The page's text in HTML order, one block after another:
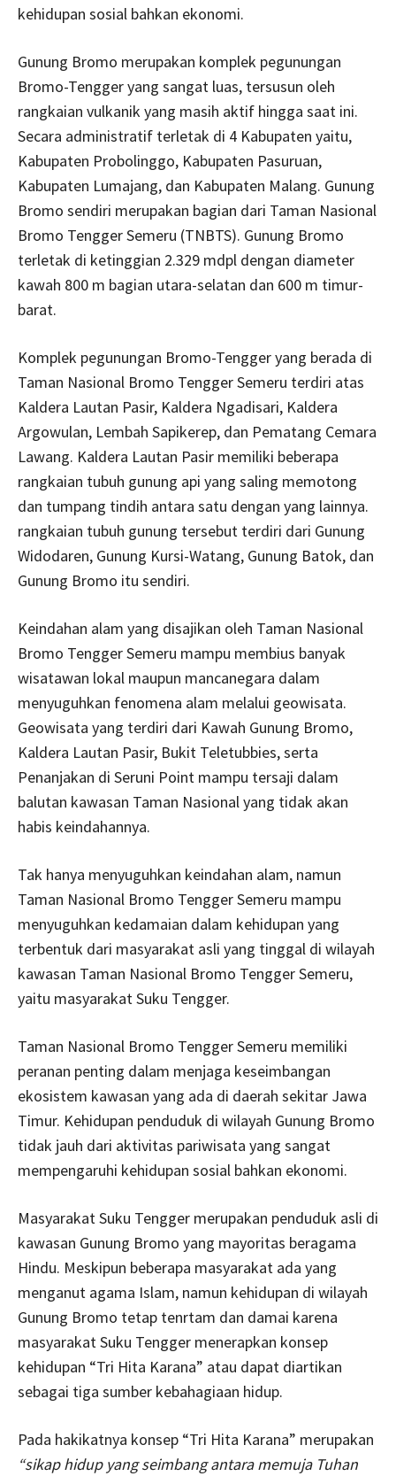
kehidupan sosial bahkan ekonomi.
Gunung Bromo merupakan komplek pegunungan
Bromo-Tengger yang sangat luas, tersusun oleh
rangkaian vulkanik yang masih aktif hingga saat ini.
Secara administratif terletak di 4 Kabupaten yaitu,
Kabupaten Probolinggo, Kabupaten Pasuruan,
Kabupaten Lumajang, dan Kabupaten Malang. Gunung
Bromo sendiri merupakan bagian dari Taman Nasional
Bromo Tengger Semeru (TNBTS). Gunung Bromo
terletak di ketinggian 2.329 mdpl dengan diameter
kawah 800 m bagian utara-selatan dan 600 m timur-
barat.
Komplek pegunungan Bromo-Tengger yang berada di
Taman Nasional Bromo Tengger Semeru terdiri atas
Kaldera Lautan Pasir, Kaldera Ngadisari, Kaldera
Argowulan, Lembah Sapikerep, dan Pematang Cemara
Lawang. Kaldera Lautan Pasir memiliki beberapa
rangkaian tubuh gunung api yang saling memotong
dan tumpang tindih antara satu dengan yang lainnya.
rangkaian tubuh gunung tersebut terdiri dari Gunung
Widodaren, Gunung Kursi-Watang, Gunung Batok, dan
Gunung Bromo itu sendiri.
Keindahan alam yang disajikan oleh Taman Nasional
Bromo Tengger Semeru mampu membius banyak
wisatawan lokal maupun mancanegara dalam
menyuguhkan fenomena alam melalui geowisata.
Geowisata yang terdiri dari Kawah Gunung Bromo,
Kaldera Lautan Pasir, Bukit Teletubbies, serta
Penanjakan di Seruni Point mampu tersaji dalam
balutan kawasan Taman Nasional yang tidak akan
habis keindahannya.
Tak hanya menyuguhkan keindahan alam, namun
Taman Nasional Bromo Tengger Semeru mampu
menyuguhkan kedamaian dalam kehidupan yang
terbentuk dari masyarakat asli yang tinggal di wilayah
kawasan Taman Nasional Bromo Tengger Semeru,
yaitu masyarakat Suku Tengger.
Taman Nasional Bromo Tengger Semeru memiliki
peranan penting dalam menjaga keseimbangan
ekosistem kawasan yang ada di daerah sekitar Jawa
Timur. Kehidupan penduduk di wilayah Gunung Bromo
tidak jauh dari aktivitas pariwisata yang sangat
mempengaruhi kehidupan sosial bahkan ekonomi.
Masyarakat Suku Tengger merupakan penduduk asli di
kawasan Gunung Bromo yang mayoritas beragama
Hindu. Meskipun beberapa masyarakat ada yang
menganut agama Islam, namun kehidupan di wilayah
Gunung Bromo tetap tenrtam dan damai karena
masyarakat Suku Tengger menerapkan konsep
kehidupan “Tri Hita Karana” atau dapat diartikan
sebagai tiga sumber kebahagiaan hidup.
Pada hakikatnya konsep “Tri Hita Karana” merupakan
“sikap hidup yang seimbang antara memuja Tuhan